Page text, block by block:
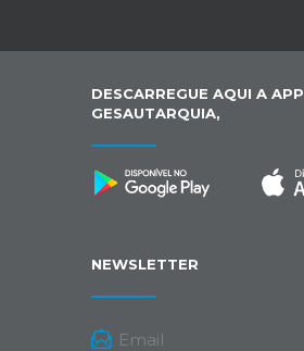
DESCARREGUE AQUI A APP
GESAUTARQUIA,
NEWSLETTER